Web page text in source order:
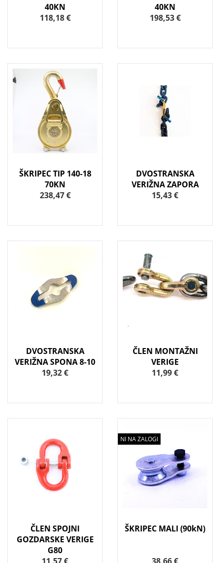
40KN
118,18 €
40KN
198,53 €
ŠKRIPEC TIP 140-18
70KN
238,47 €
DVOSTRANSKA
VERIŽNA ZAPORA
15,43 €
DVOSTRANSKA
VERIŽNA SPONA 8-10
19,32 €
ČLEN MONTAŽNI
VERIGE
11,99 €
ČLEN SPOJNI
GOZDARSKE VERIGE
G80
NI NA ZALOGI
ŠKRIPEC MALI (90kN)